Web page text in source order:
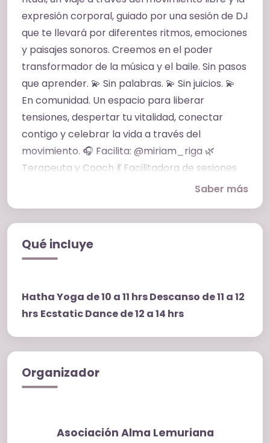
expresión corporal, guiado por una sesión de DJ
que te llevará por diferentes ritmos, emociones
y paisajes sonoros. Creemos en el poder
transformador de la música y el baile. Sin pasos
que aprender. 💫 Sin palabras. 💫 Sin juicios. 💫
En comunidad. Un espacio para liberar
tensiones, despertar tu vitalidad, conectar
contigo y celebrar la vida a través del
movimiento. 🎧 Facilita: @miriam_riga 🌿
Terapeuta y Coach 💃 Facilitadora de sesiones
Saber más
Qué incluye
Hatha Yoga de 10 a 11 hrs Descanso de 11 a 12
hrs Ecstatic Dance de 12 a 14 hrs
Organizador
Asociación Alma Lemuriana